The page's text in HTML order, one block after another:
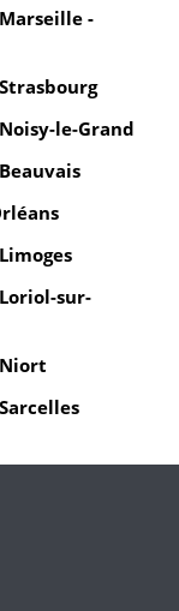
-
le-Grand
sur-